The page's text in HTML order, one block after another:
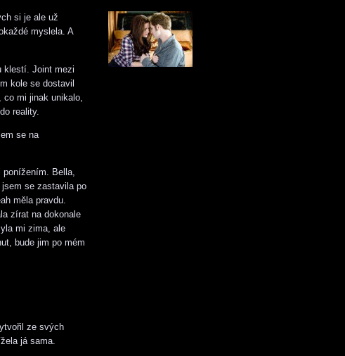
si je ale už
myslela. A
klestí. Joint mezi
kole se dostavil
mi jinak unikalo,
reality.
se na
ponížením. Bella,
se zastavila po
měla pravdu.
zírat na dokonale
mi zima, ale
bude jim po mém
ze svých
já sama.